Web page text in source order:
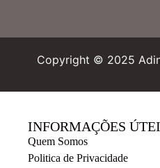
Copyright © 2025
INFORMAÇÕES
Quem Somos
Politica de Privacidade